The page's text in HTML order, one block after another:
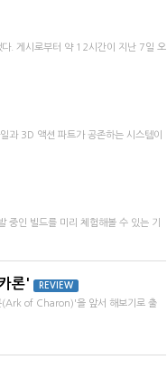
. 게시로부터 약 12시간이 지난 7일 오
과 3D 액션 파트가 공존하는 시스템이
인 빌드를 미리 체험해볼 수 있는 기
론' REVIEW
(Ark of Charon)'을 앞서 해보기로 출